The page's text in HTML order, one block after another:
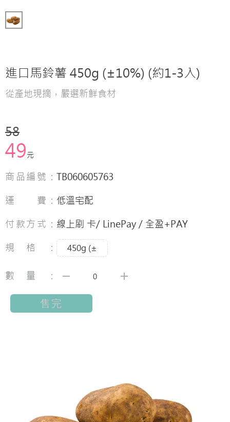
進口馬鈴薯 450g (±10%) (約1-3入)
從產地現摘，嚴選新鮮食材
58
49元
商品編號： TB060605763
運 費： 低溫宅配
付款方式： 線上刷 卡/ LinePay / 全盈+PAY
規格：
450g (±
數量：
售完